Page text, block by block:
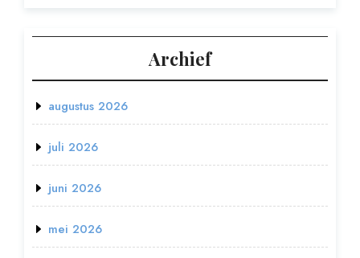
Archief
augustus 2026
juli 2026
juni 2026
mei 2026